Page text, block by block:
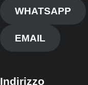
WHATSAPP
EMAIL
Indirizzo